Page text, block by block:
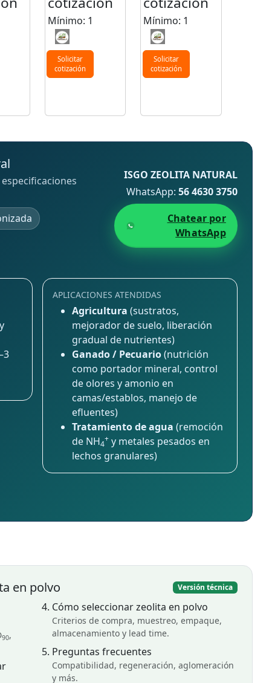
Mínimo: 1
Solicitar
cotización
Mínimo: 1
Solicitar
cotización
ISGO ZEOLITA NATURAL
WhatsApp: 56 4630 3750
Chatear por
WhatsApp
APLICACIONES ATENDIDAS
Agricultura (sustratos,
mejorador de suelo, liberación
gradual de nutrientes)
Ganado / Pecuario(nutrición
como portador mineral, control
de olores y amonio en
camas/establos, manejo de
efluentes)
Tratamiento de agua (remoción
de NH4
+ y metales pesados en
lechos granulares)
en polvo Versión técnica
90,
Cómo seleccionar zeolita en polvo
Criterios de compra, muestreo, empaque,
almacenamiento y lead time.
Preguntas frecuentes
Compatibilidad, regeneración, aglomeración
y más.